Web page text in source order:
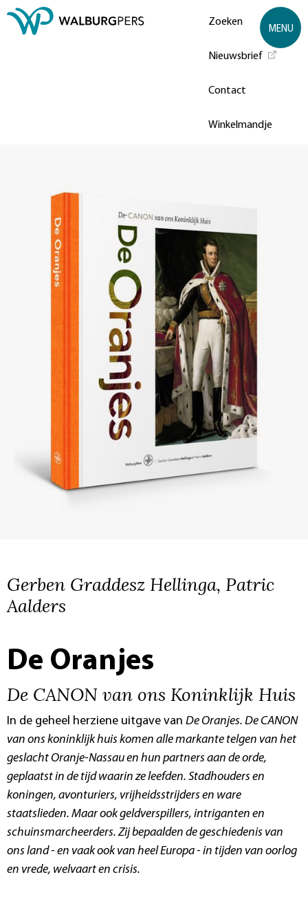
Zoeken
Nieuwsbrief
Contact
Winkelmandje
MENU
Gerben Graddesz Hellinga, Patric
Aalders
De Oranjes
De CANON van ons Koninklijk Huis
In de geheel herziene uitgave van De Oranjes. De CANON
van ons koninklijk huiskomen alle markante telgen van het
geslacht Oranje-Nassau en hun partners aan de orde,
geplaatst in de tijd waarin ze leefden. Stadhouders en
koningen, avonturiers, vrijheidsstrijders en ware
staatslieden. Maar ook geldverspillers, intriganten en
schuinsmarcheerders. Zij bepaalden de geschiedenis van
ons land - en vaak ook van heel Europa - in tijden van oorlog
en vrede, welvaart en crisis.